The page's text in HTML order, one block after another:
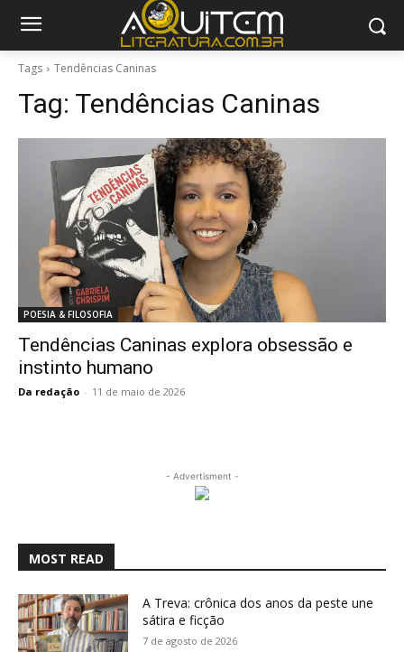
Tags Tendências Caninas
Tag: Tendências Caninas
POESIA & FILOSOFIA
Tendências Caninas explora obsessão e
instinto humano
Da redação - 11 de maio de 2026
- Advertisment -
MOST READ
A Treva: crônica dos anos da peste une
sátira e ficção
7 de agosto de 2026